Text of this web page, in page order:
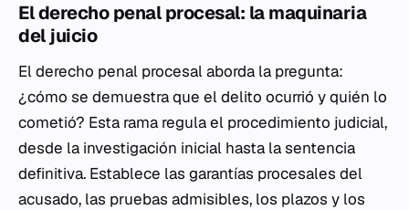
El derecho penal procesal: la maquinaria
del juicio
El derecho penal procesal aborda la pregunta:
¿cómo se demuestra que el delito ocurrió y quién lo
cometió? Esta rama regula el procedimiento judicial,
desde la investigación inicial hasta la sentencia
definitiva. Establece las garantías procesales del
acusado, las pruebas admisibles, los plazos y los